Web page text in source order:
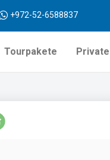
+972-52-6588837
Tourpakete